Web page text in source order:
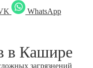
WhatsApp
в Кашире
загрязнений